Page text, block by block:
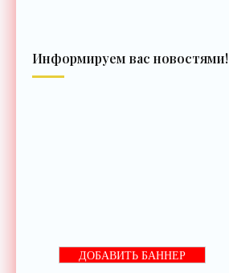
Информируем вас новостями!
ДОБАВИТЬ БАННЕР